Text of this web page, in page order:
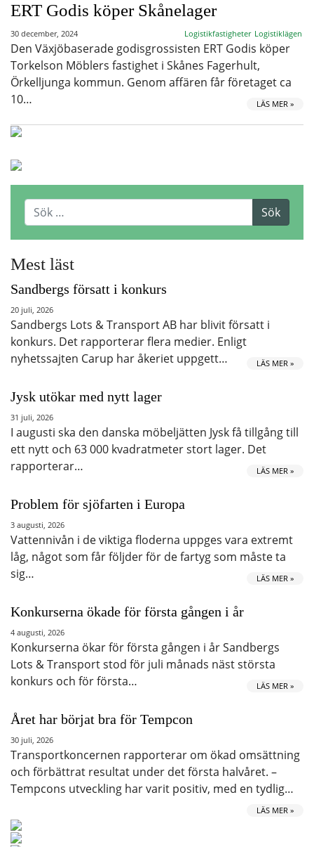
ERT Godis köper Skånelager
30 december, 2024 Logistikfastigheter Logistiklägen
Den Växjöbaserade godisgrossisten ERT Godis köper
Torkelson Möblers fastighet i Skånes Fagerhult,
Örkelljunga kommun. Genom affären får företaget ca
10…
LÄS MER »
Mest läst
Sandbergs försatt i konkurs
20 juli, 2026
Sandbergs Lots & Transport AB har blivit försatt i
konkurs. Det rapporterar flera medier. Enligt
nyhetssajten Carup har åkeriet uppgett…
LÄS MER »
Jysk utökar med nytt lager
31 juli, 2026
I augusti ska den danska möbeljätten Jysk få tillgång till
ett nytt och 63 000 kvadratmeter stort lager. Det
rapporterar…
LÄS MER »
Problem för sjöfarten i Europa
3 augusti, 2026
Vattennivån i de viktiga floderna uppges vara extremt
låg, något som får följder för de fartyg som måste ta
sig…
LÄS MER »
Konkurserna ökade för första gången i år
4 augusti, 2026
Konkurserna ökar för första gången i år Sandbergs
Lots & Transport stod för juli månads näst största
konkurs och för första…
LÄS MER »
Året har börjat bra för Tempcon
30 juli, 2026
Transportkoncernen rapporterar om ökad omsättning
och förbättrat resultat under det första halvåret. –
Tempcons utveckling har varit positiv, med en tydlig…
LÄS MER »